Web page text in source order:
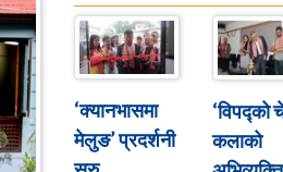
‘क्यानभासमा
मेलुङ’ प्रदर्शनी
‘विपद्को
कलाको